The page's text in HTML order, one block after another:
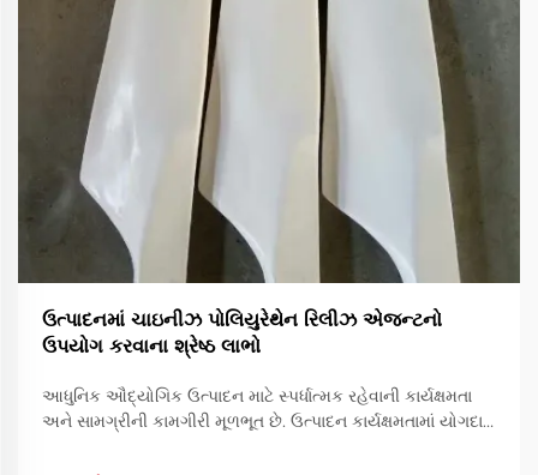
ઉત્પાદનમાં ચાઇનીઝ પોલિયુરેથેન રિલીઝ એજન્ટનો
ઉપયોગ કરવાના શ્રેષ્ઠ લાભો
આધુનિક ઔદ્યોગિક ઉત્પાદન માટે સ્પર્ધાત્મક રહેવાની કાર્યક્ષમતા
અને સામગ્રીની કામગીરી મૂળભૂત છે. ઉત્પાદન કાર્યક્ષમતામાં યોગદાન